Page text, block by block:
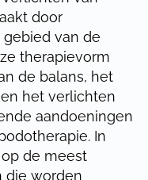
door
van de
therapievorm
de balans, het
het verlichten
aandoeningen
In
de meest
die worden